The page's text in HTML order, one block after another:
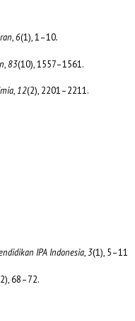
,6(1), 1–10.
,83(10), 1557–1561.
,12(2), 2201–2211.
IPA Indonesia,3(1), 5–11
68–72.